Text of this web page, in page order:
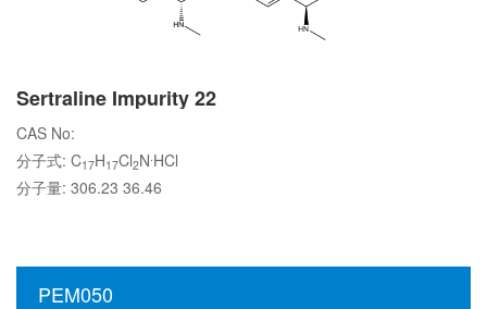
Sertraline Impurity 22
CAS No:
分子式: C17H17Cl2N HCl
分子量: 306.23 36.46
PEM050